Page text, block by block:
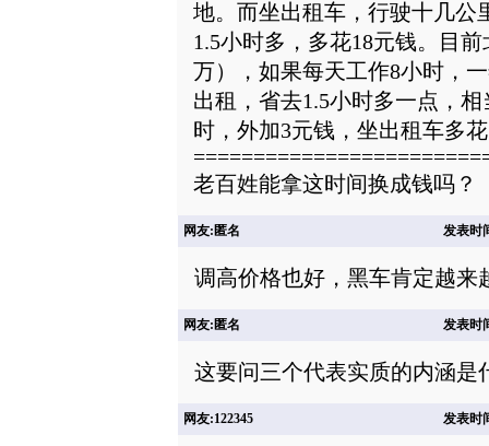
地。而坐出租车，行驶十几公
1.5小时多，多花18元钱。目
万），如果每天工作8小时，
出租，省去1.5小时多一点，
时，外加3元钱，坐出租车多
老百姓能拿这时间换成钱吗？
网友:匿名 发表时
调高价格也好，黑车肯定越来
网友:匿名 发表时
这要问三个代表实质的内涵是
网友:122345 发表时